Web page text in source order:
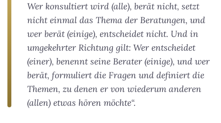
Wer konsultiert wird (alle), berät nicht, setzt
nicht einmal das Thema der Beratungen, und
wer berät (einige), entscheidet nicht. Und in
umgekehrter Richtung gilt: Wer entscheidet
(einer), benennt seine Berater (einige), und wer
berät, formuliert die Fragen und definiert die
Themen, zu denen er von wiederum anderen
(allen) etwas hören möchte“.